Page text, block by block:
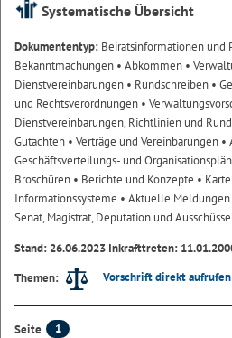
Systematische Übersicht
Dokumententyp: Beiratsinformationen und
Bekanntmachungen • Abkommen •
Dienstvereinbarungen • Rundschreiben •
und Rechtsverordnungen •
Dienstvereinbarungen, Richtlinien und
Gutachten • Verträge und Vereinbarungen •
Geschäftsverteilungs- und
Broschüren • Berichte und Konzepte •
Informationssysteme • Aktuelle
Senat, Magistrat, Deputation und Ausschüsse
Stand: 26.06.2023 Inkrafttreten:
Themen:
Vorschrift direkt aufrufen
Seite
1